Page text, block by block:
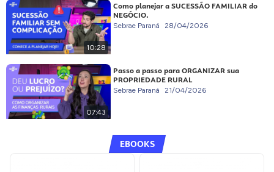
10:28
Como planejar a SUCESSÃO FAMILIAR do
NEGÓCIO.
Sebrae Paraná 28/04/2026
07:43
Passo a passo para ORGANIZAR sua
PROPRIEDADE RURAL
Sebrae Paraná 21/04/2026
EBOOKS